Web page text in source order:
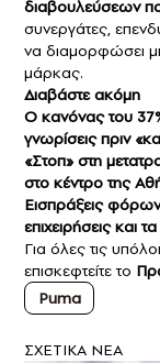
διαβουλεύσεων
συνεργάτες,
να διαμορφώσει
μάρκας.
Διαβάστε ακόμη
Ο κανόνας του
γνωρίσεις πριν
«Στοπ» στη
στο κέντρο της
Εισπράξεις
επιχειρήσεις και
Για όλες τις
επισκεφτείτε το
Puma
ΣXETIKA NEA